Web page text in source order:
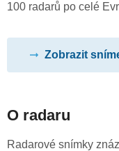
100 radarů po celé
Zobrazit
O radaru
Radarové snímky